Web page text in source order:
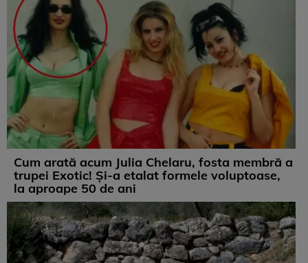
Cum arată acum Julia Chelaru, fosta membră a
trupei Exotic! Și-a etalat formele voluptoase,
la aproape 50 de ani